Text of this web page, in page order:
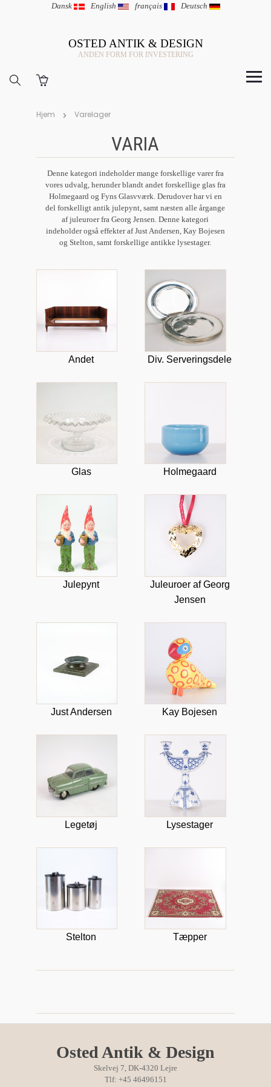
Dansk | English | français | Deutsch
OSTED ANTIK & DESIGN
ANDEN FORM FOR INVESTERING
Hjem Varelager
VARIA
Denne kategori indeholder mange forskellige varer fra
vores udvalg, herunder blandt andet forskellige glas fra
Holmegaard og Fyns Glasvværk. Derudover har vi en
del forskelligt antik julepynt, samt næsten alle årgange
af juleuroer fra Georg Jensen. Denne kategori
indeholder også effekter af Just Andersen, Kay Bojesen
og Stelton, samt forskellige antikke lysestager.
Andet Div. Serveringsdele
Glas Holmegaard
Julepynt
Juleuroer af Georg
Jensen
Just Andersen Kay Bojesen
Legetøj Lysestager
Stelton Tæpper
Osted Antik & Design
Skelvej 7, DK-4320 Lejre
Tlf: +45 46496151